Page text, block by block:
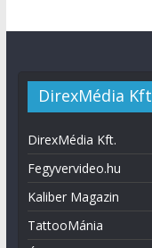
DirexMédia Kft
DirexMédia Kft.
Fegyvervideo.hu
Kaliber Magazin
TattooMánia